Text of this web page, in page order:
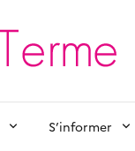
S’informer